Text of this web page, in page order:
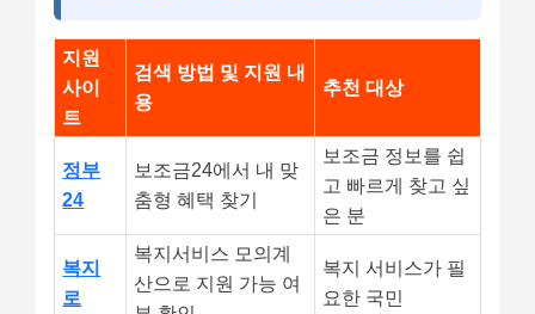
지원
사이
트
검색 방법 및 지원 내
용
추천 대상
정부
24
보조금24에서 내 맞
춤형 혜택 찾기
보조금 정보를 쉽
고 빠르게 찾고 싶
은 분
복지
로
복지서비스 모의계
산으로 지원 가능 여
복지 서비스가 필
요한 국민